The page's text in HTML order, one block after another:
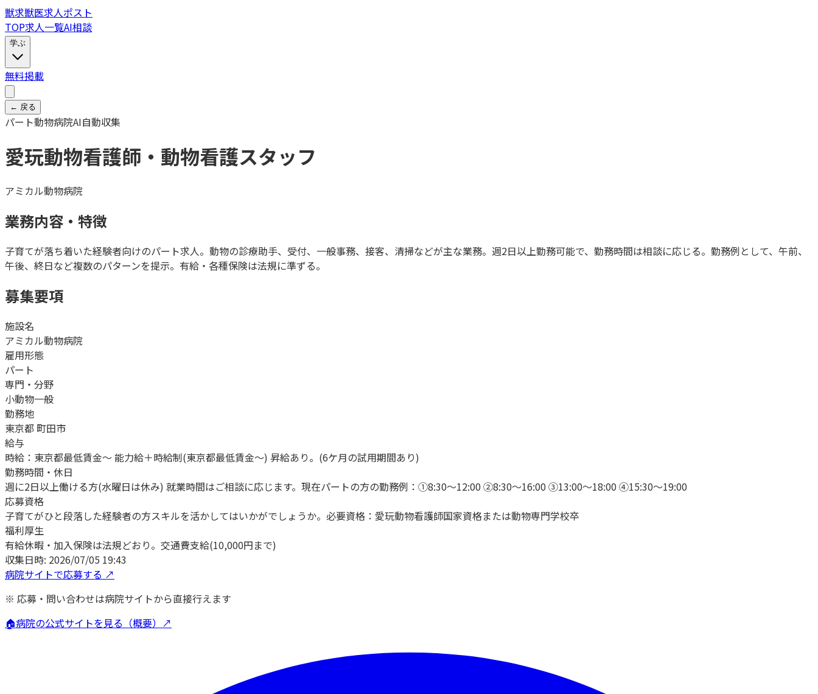
獣求獣医求人ポスト
TOP求人一覧AI相談
学ぶ
無料掲載
← 戻る
パート動物病院AI自動収集
愛玩動物看護師・動物看護スタッフ
アミカル動物病院
業務内容・特徴
子育てが落ち着いた経験者向けのパート求人。動物の診療助手、受付、一般事務、接客、清掃などが主な業務。週2日以上勤務可能で、勤務時間は相談に応じる。勤務例として、午前、
午後、終日など複数のパターンを提示。有給・各種保険は法規に準ずる。
募集要項
施設名
アミカル動物病院
雇用形態
パート
専門・分野
小動物一般
勤務地
東京都 町田市
給与
時給：東京都最低賃金～ 能力給＋時給制(東京都最低賃金～) 昇給あり。(6ケ月の試用期間あり)
勤務時間・休日
週に2日以上働ける方(水曜日は休み) 就業時間はご相談に応じます。現在パートの方の勤務例：①8:30～12:00 ②8:30～16:00 ③13:00～18:00 ④15:30～19:00
応募資格
子育てがひと段落した経験者の方スキルを活かしてはいかがでしょうか。必要資格：愛玩動物看護師国家資格または動物専門学校卒
福利厚生
有給休暇・加入保険は法規どおり。交通費支給(10,000円まで)
収集日時: 2026/07/05 19:43
病院サイトで応募する ↗
※ 応募・問い合わせは病院サイトから直接行えます
🏠病院の公式サイトを見る（概要）↗